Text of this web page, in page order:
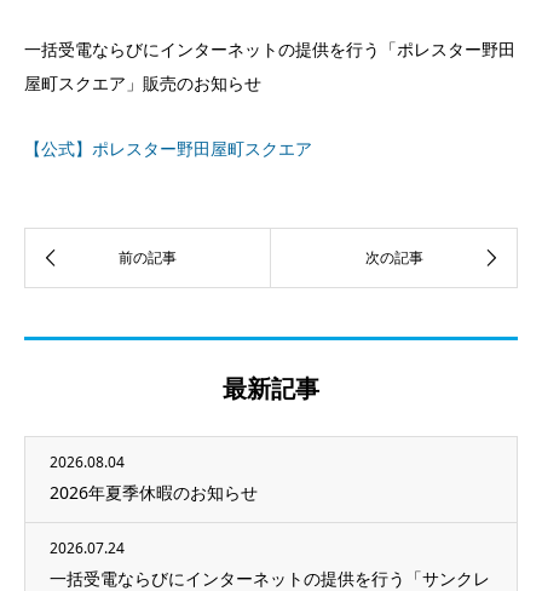
一括受電ならびにインターネットの提供を行う「ポレスター野田
屋町スクエア」販売のお知らせ
【公式】ポレスター野田屋町スクエア
最新記事
2026.08.04
2026年夏季休暇のお知らせ
2026.07.24
一括受電ならびにインターネットの提供を行う「サンクレ